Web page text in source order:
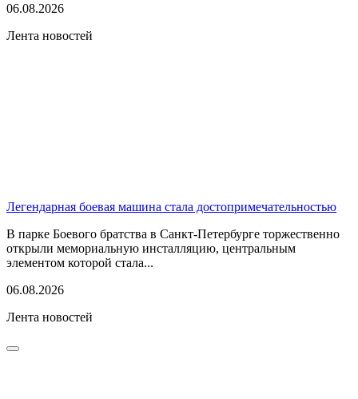
06.08.2026
Лента новостей
Легендарная боевая машина стала достопримечательностью
В парке Боевого братства в Санкт-Петербурге торжественно
открыли мемориальную инсталляцию, центральным
элементом которой стала...
06.08.2026
Лента новостей